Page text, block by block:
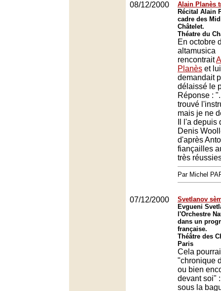
08/12/2000
Alain Planès
Récital Alain
cadre des
Châtelet.
Théatre du
En octobre
altamusica
rencontrait
Planès et lui
demandait
délaissé le
Réponse :
trouvé
mais je ne
Il l'a
Denis
d'après
fiançailles
très
Par Michel
07/12/2000
Svetlanov
Evgueni
l'Orchestre
dans un
française.
Théâtre des
Paris
Cela
"chronique
ou bien
devant soi"
sous la